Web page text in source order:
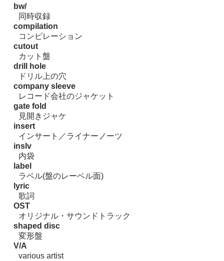
bw/
同時収録
compilation
コンピレーション
cutout
カット盤
drill hole
ドリル上の穴
company sleeve
レコード会社のジャケット
gate fold
見開きジャケ
insert
インサート／ライナーノーツ
inslv
内袋
label
ラベル(盤のレーベル面)
lyric
歌詞
OST
オリジナル・サウンドトラック
shaped disc
変形盤
V/A
various artist